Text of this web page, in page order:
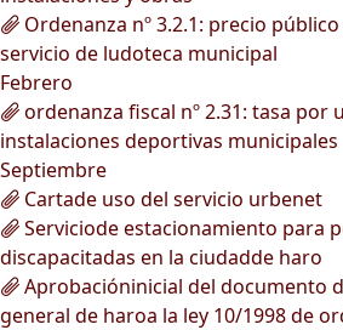
Ordenanza nº 3.2.1: precio
servicio de ludoteca municipal
Febrero
ordenanza fiscal nº 2.31: tasa por
instalaciones deportivas municipales
Septiembre
Cartade uso del servicio urbenet
Serviciode estacionamiento para
discapacitadas en la ciudadde haro
Aprobacióninicial del documento
general de haroa la ley 10/1998 de